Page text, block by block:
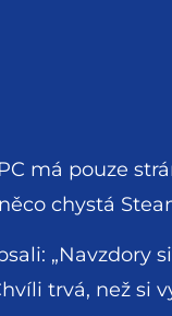
má pouze
chystá
„Navzdory
trvá, než si